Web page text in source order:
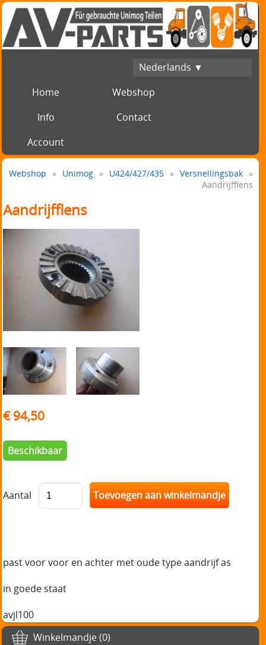
Nederlands ▼
Home
Webshop
Info
Contact
Account
Winkelmandje (0)
Webshop » Unimog » U424/427/435 » Versnellingsbak »
Aandrijfflens
Aandrijfflens
€ 94,50
Beschikbaar
Aantal
past voor voor en achter met oude type aandrijf as
in goede staat
avjl100